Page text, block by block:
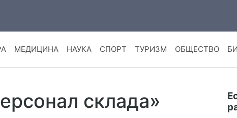
МЕДИЦИНА НАУКА СПОРТ ТУРИЗМ ОБЩЕСТВО
склада»